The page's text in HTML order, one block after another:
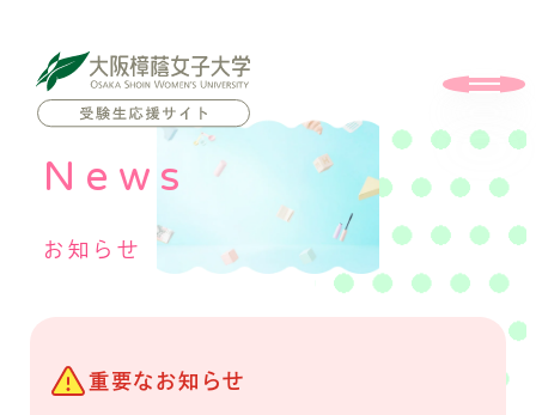
News
お知らせ
重要なお知らせ